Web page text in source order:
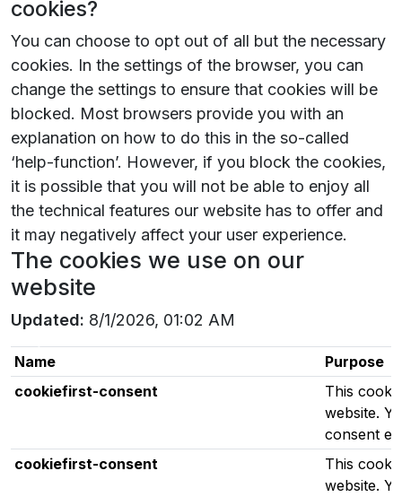
cookies?
You can choose to opt out of all but the necessary
cookies. In the settings of the browser, you can
change the settings to ensure that cookies will be
blocked. Most browsers provide you with an
explanation on how to do this in the so-called
‘help-function’. However, if you block the cookies,
it is possible that you will not be able to enjoy all
the technical features our website has to offer and
it may negatively affect your user experience.
The cookies we use on our
website
Updated: 8/1/2026, 01:02 AM
Necessary
Name
Purpose
cookiefirst-consent
This
website.
consent
cookiefirst-consent
This
website.